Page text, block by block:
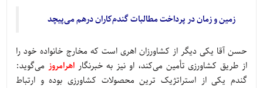
زمین و زمان در پرداخت مطالبات گندم‌کاران درهم می‌پیچد
حسن آقا یکی دیگر از کشاورزان اهری است که مخارج خانواده خود را
از طریق کشاورزی تأمین می‌کند، او نیز به خبرنگاراهرامروز می‌گوید:
گندم یکی از استراتژیک ترین محصولات کشاورزی بوده و ارتباط